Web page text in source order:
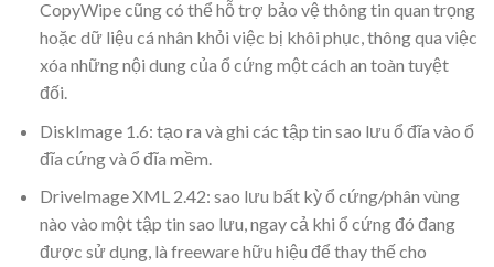
CopyWipe cũng có thể hỗ trợ bảo vệ thông tin quan trọng
hoặc dữ liệu cá nhân khỏi việc bị khôi phục, thông qua việc
xóa những nội dung của ổ cứng một cách an toàn tuyệt
đối.
DiskImage 1.6: tạo ra và ghi các tập tin sao lưu ổ đĩa vào ổ
đĩa cứng và ổ đĩa mềm.
DriveImage XML 2.42: sao lưu bất kỳ ổ cứng/phân vùng
nào vào một tập tin sao lưu, ngay cả khi ổ cứng đó đang
được sử dụng, là freeware hữu hiệu để thay thế cho